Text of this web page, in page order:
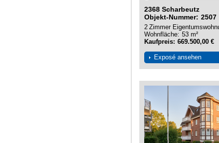
2368 Scharbeutz
Objekt-Nummer
2507
Zimmer
2
Wohnfläche 53 m²
Kaufpreis 669.500,00 €
Exposé ansehen